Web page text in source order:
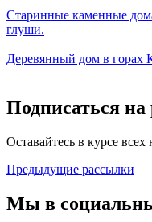
Старинные каменные
глуши.
Деревянный дом в горах
Подписаться
Оставайтесь в курсе всех
Предыдущие рассылки
Мы в